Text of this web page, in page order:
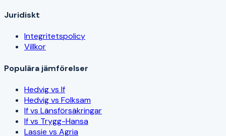
Juridiskt
Integritetspolicy
Villkor
Populära jämförelser
Hedvig vs If
Hedvig vs Folksam
If vs Länsförsäkringar
If vs Trygg-Hansa
Lassie vs Agria